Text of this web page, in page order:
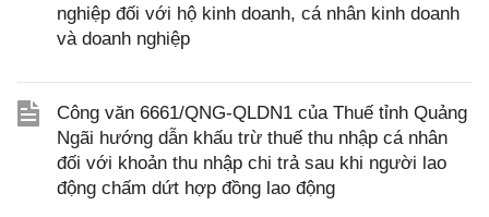
nghiệp đối với hộ kinh doanh, cá nhân kinh doanh
và doanh nghiệp
Công văn 6661/QNG-QLDN1 của Thuế tỉnh Quảng
Ngãi hướng dẫn khấu trừ thuế thu nhập cá nhân
đối với khoản thu nhập chi trả sau khi người lao
động chấm dứt hợp đồng lao động